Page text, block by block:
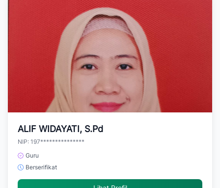
ALIF WIDAYATI, S.Pd
NIP: 197***************
Guru
Berserifikat